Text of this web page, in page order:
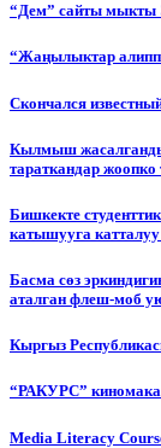
“Дем” сайты мыкты
“Жаңылыктар
Cкончался
Кылмыш
тараткандар жоопко
Бишкекте
катышууга
Басма сөз
аталган флеш-моб
Кыргыз
“РАКУРС”
Media Literacy